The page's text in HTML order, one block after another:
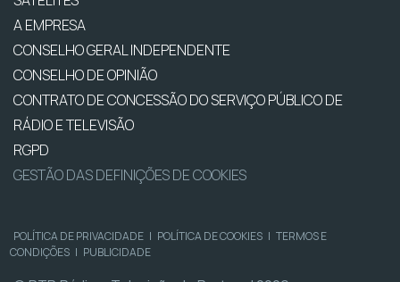
A EMPRESA
CONSELHO GERAL INDEPENDENTE
CONSELHO DE OPINIÃO
CONTRATO DE CONCESSÃO DO SERVIÇO PÚBLICO DE
RÁDIO E TELEVISÃO
RGPD
GESTÃO DAS DEFINIÇÕES DE COOKIES
POLÍTICA DE PRIVACIDADE | POLÍTICA DE COOKIES | TERMOS E
CONDIÇÕES | PUBLICIDADE